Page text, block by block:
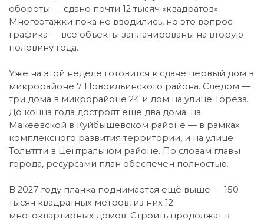
обороты — сдано почти 12 тысяч «квадратов».
Многоэтажки пока не вводились, но это вопрос
графика — все объекты запланированы на вторую
половину года.
Уже на этой неделе готовится к сдаче первый дом в
микрорайоне 7 Новоильинского района. Следом —
три дома в микрорайоне 24 и дом на улице Тореза.
До конца года достроят ещё два дома: на
Макеевской в Куйбышевском районе — в рамках
комплексного развития территории, и на улице
Тольятти в Центральном районе. По словам главы
города, ресурсами план обеспечен полностью.
В 2027 году планка поднимается ещё выше — 150
тысяч квадратных метров, из них 12
многоквартирных домов. Строить продолжат в